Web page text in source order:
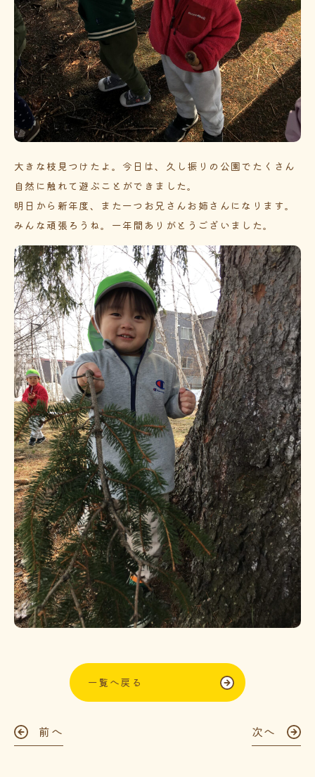
大きな枝見つけたよ。今日は、久し振りの公園でたくさん
自然に触れて遊ぶことができました。
明日から新年度、また一つお兄さんお姉さんになります。
みんな頑張ろうね。一年間ありがとうございました。
一覧へ戻る
前へ 次へ